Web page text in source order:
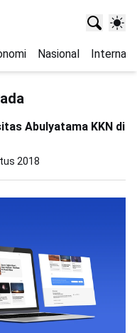
Nasional
Abulyatama KKN di
2018